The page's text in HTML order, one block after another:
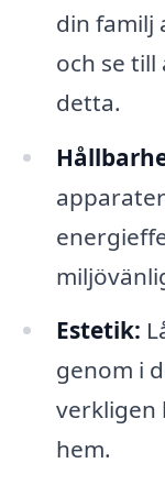
din familj
och se
detta.
Estetik:
genom i
verkligen
hem.